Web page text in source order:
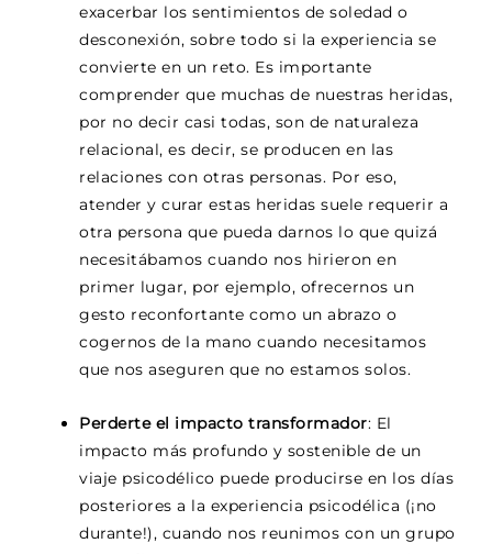
exacerbar los sentimientos de soledad o
desconexión, sobre todo si la experiencia se
convierte en un reto. Es importante
comprender que muchas de nuestras heridas,
por no decir casi todas, son de naturaleza
relacional, es decir, se producen en las
relaciones con otras personas. Por eso,
atender y curar estas heridas suele requerir a
otra persona que pueda darnos lo que quizá
necesitábamos cuando nos hirieron en
primer lugar, por ejemplo, ofrecernos un
gesto reconfortante como un abrazo o
cogernos de la mano cuando necesitamos
que nos aseguren que no estamos solos.
Perderte el impacto transformador: El
impacto más profundo y sostenible de un
viaje psicodélico puede producirse en los días
posteriores a la experiencia psicodélica (¡no
durante!), cuando nos reunimos con un grupo